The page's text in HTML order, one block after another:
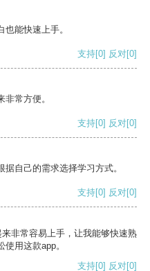
能快速上手。
支持[0] 反对[0]
常方便。
支持[0] 反对[0]
自己的需求选择学习方式。
支持[0] 反对[0]
非常容易上手，让我能够快速熟
用这款app。
支持[0] 反对[0]